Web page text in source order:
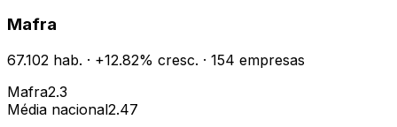
Mafra
67.102 hab. · +12.82% cresc. · 154 empresas
Mafra2.3
Média nacional2.47